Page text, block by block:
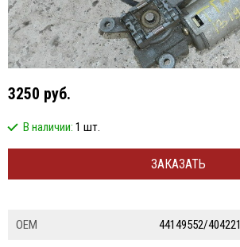
3250 руб.
В наличии: 1 шт.
ЗАКАЗАТЬ
ОЕМ 44149552/404221